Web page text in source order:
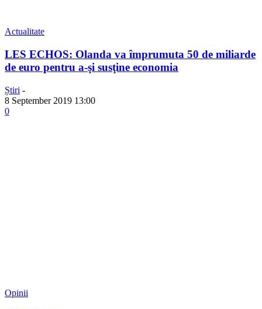
Actualitate
LES ECHOS: Olanda va împrumuta 50 de miliarde
de euro pentru a-şi susţine economia
Știri -
8 September 2019 13:00
0
Opinii